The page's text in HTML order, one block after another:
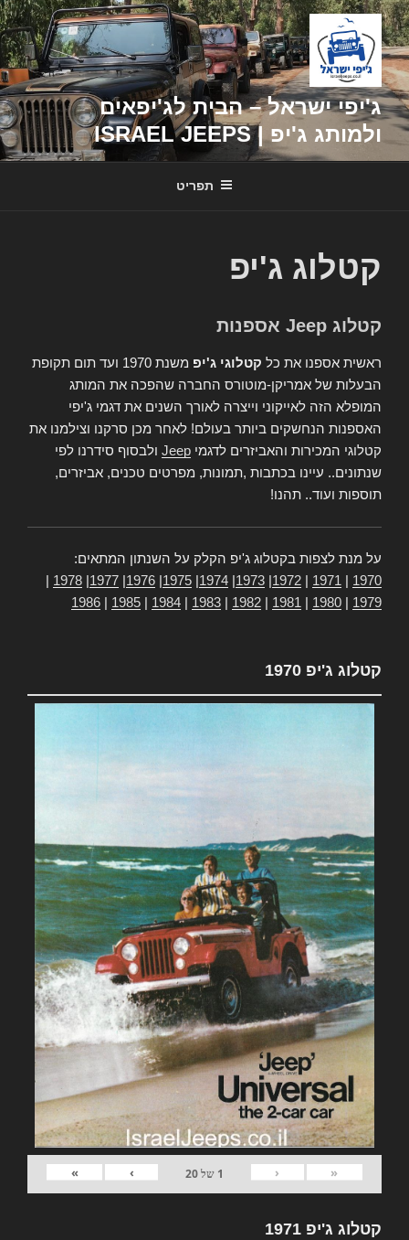
דילוג
לתוכן
ג'יפי ישראל – הבית לג'יפאים
ולמותג ג'יפ | ISRAEL JEEPS
תפריט
קטלוג ג'יפ
קטלוג Jeep אספנות
ראשית אספנו את כל קטלוגי ג'יפ
משנת 1970 ועד תום תקופת
הבעלות של אמריקן-מוטורס החברה שהפכה את המותג
המופלא הזה לאייקוני וייצרה לאורך השנים את דגמי ג'יפי
האספנות הנחשקים ביותר בעולם! לאחר מכן סרקנו וצילמנו את
קטלוגי המכירות והאביזרים לדגמי Jeep ולבסוף סידרנו לפי
שנתונים.. עיינו בכתבות ,תמונות, מפרטים טכנים, אביזרים,
תוספות ועוד.. תהנו!
על מנת לצפות בקטלוג ג'יפ הקלק על השנתון המתאים:
1970
1971
1972
1973
1974
1975
1976
1977
1978
1979
1980
1981
1982
1983
1984
1985
1986
קטלוג ג'יפ 1970
«
‹
1 של20
›
»
קטלוג ג'יפ 1971